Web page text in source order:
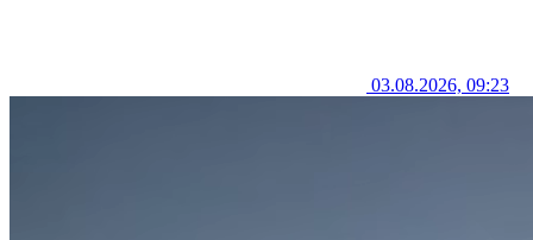
03.08.2026, 09:23